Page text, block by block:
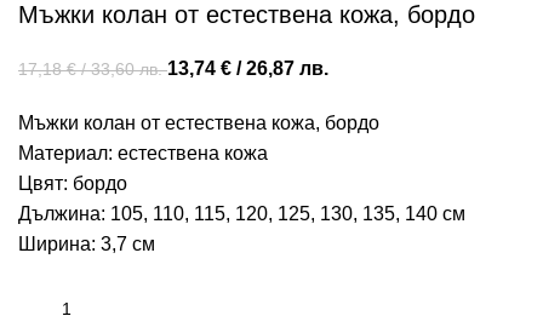
Мъжки колан от естествена кожа, бордо
17,18€/ 33,60 лв.13,74 € / 26,87 лв.
Мъжки колан от естествена кожа, бордо
Материал: естествена кожа
Цвят: бордо
Дължина: 105, 110, 115, 120, 125, 130, 135, 140 см
Ширина: 3,7 см